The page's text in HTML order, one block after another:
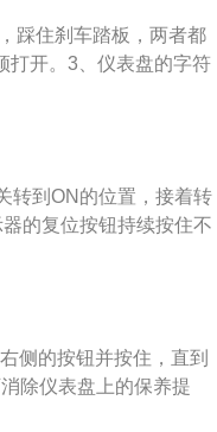
器、TRD-TF417寸运
理想的运动性能。2、
大了整车尺寸、全新设
继改进车型“COROLL
随其后，将覆盖下一级
踩住刹车踏板，两者都
打开。3、仪表盘的字符
就会出现在仪表盘。
已到，建议及时养
用的仪器进行代码的清
的保养是要定期进行，
转到ON的位置，接着转
的复位按钮持续按住不
3秒进行闪烁2秒，再
脑上设置有保养提醒的
的工作时间时，仪表盘
可以通过去4S店请专业
侧的按钮并按住，直到
除仪表盘上的保养提
通常都会在车上设置保